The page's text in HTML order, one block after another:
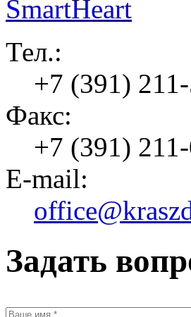
Тел.:
+7 (391)
Факс:
+7 (391)
E-mail:
Задать